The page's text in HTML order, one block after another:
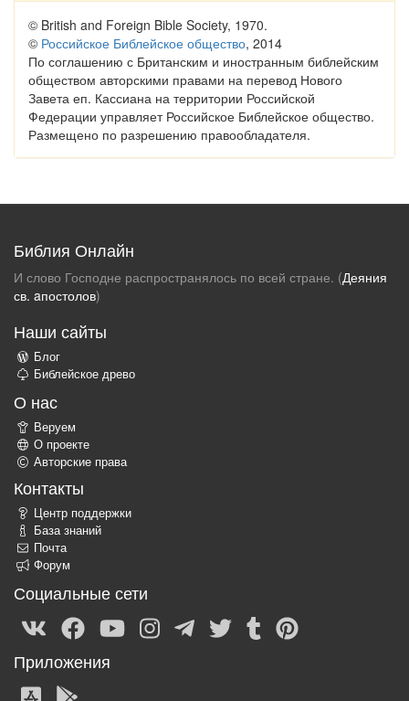
© British and Foreign Bible Society, 1970.
© Российское Библейское общество, 2014
По соглашению с Британским и иностранным библейским
обществом авторскими правами на перевод Нового
Завета еп. Кассиана на территории Российской
Федерации управляет Российское Библейское общество.
Размещено по разрешению правообладателя.
Библия Онлайн
И слово Господне распространялось по всей стране. (Деяния
св. aпостолов)
Наши сайты
Блог
Библейское древо
О нас
Веруем
О проекте
Авторские права
Контакты
Центр поддержки
База знаний
Почта
Форум
Социальные сети
Приложения